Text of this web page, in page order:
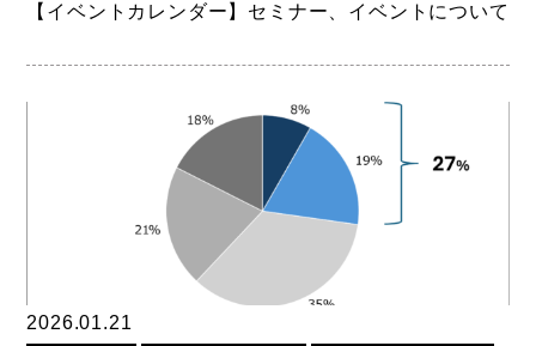
【イベントカレンダー】セミナー、イベントについて
2026.01.21